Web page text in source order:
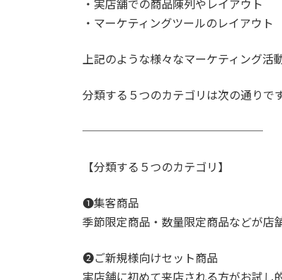
・実店舗での商品陳列やレイアウト
・マーケティングツールのレイアウト
上記のような様々なマーケティング活
分類する５つのカテゴリは次の通りです
────────────────
【分類する５つのカテゴリ】
❶集客商品
季節限定商品・数量限定商品などが店
➋ご新規様向けセット商品
実店舗に初めて来店される方がお試し